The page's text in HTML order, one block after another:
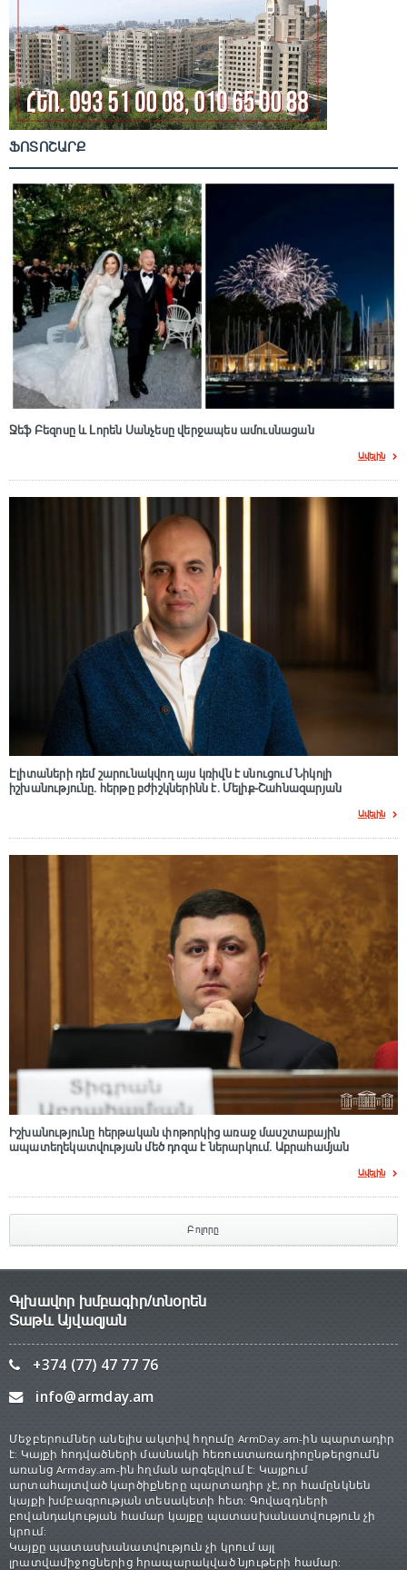
ՖՈՏՈՇԱՐՔ
Ջեֆ Բեզոսը և Լորեն Սանչեսը վերջապես ամուսնացան
Ավելին
Էլիտաների դեմ շարունակվող այս կռիվն է սնուցում Նիկոլի
իշխանությունը. հերթը բժիշկներինն է. Մելիք-Շահնազարյան
Ավելին
Իշխանությունը հերթական փոթորկից առաջ մասշտաբային
ապատեղեկատվության մեծ դnզա է ներարկում․ Աբրահամյան
Ավելին
Բոլորը
Գլխավոր խմբագիր/տնօրեն
Տաթև Այվազյան
+374 (77) 47 77 76
info@armday.am
Մեջբերումներ անելիս ակտիվ հղումը ArmDay.am-ին պարտադիր
է: Կայքի հոդվածների մասնակի հեռուստառադիոընթերցումն
առանց Armday.am-ին հղման արգելվում է: Կայքում
արտահայտված կարծիքները պարտադիր չէ, որ համընկնեն
կայքի խմբագրության տեսակետի հետ: Գովազդների
բովանդակության համար կայքը պատասխանատվություն չի
կրում:
Կայքը պատասխանատվություն չի կրում այլ
լրատվամիջոցներից հրապարակված նյութերի համար: